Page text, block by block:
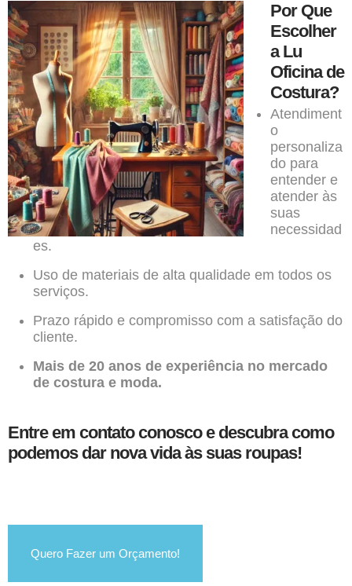
Por Que
Escolher
a Lu
Oficina de
Costura?
Atendiment
o
personaliza
do para
entender e
atender às
suas
necessidad
es.
Uso de materiais de alta qualidade em todos os
serviços.
Prazo rápido e compromisso com a satisfação do
cliente.
Mais de 20 anos de experiência no mercado
de costura e moda.
Entre em contato conosco e descubra como
podemos dar nova vida às suas roupas!
Quero Fazer um Orçamento!